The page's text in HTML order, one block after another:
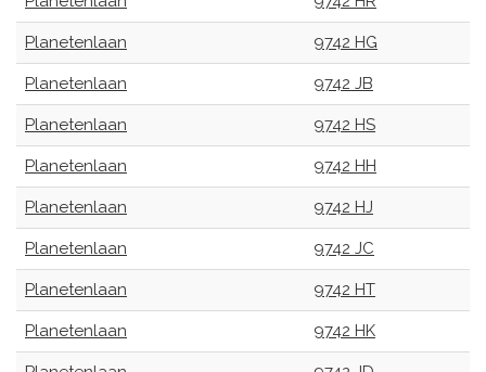
Planetenlaan 9742 HG
Planetenlaan 9742 JB
Planetenlaan 9742 HS
Planetenlaan 9742 HH
Planetenlaan 9742 HJ
Planetenlaan 9742 JC
Planetenlaan 9742 HT
Planetenlaan 9742 HK